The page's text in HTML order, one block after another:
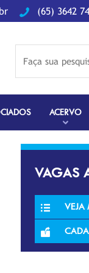
(65) 3642
ACERVO
VAGAS
VEJA